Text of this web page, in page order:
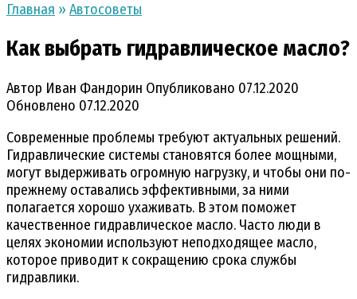
Главная » Автосоветы
Как выбрать гидравлическое масло?
Автор Иван Фандорин Опубликовано 07.12.2020
Обновлено 07.12.2020
Современные проблемы требуют актуальных решений.
Гидравлические системы становятся более мощными,
могут выдерживать огромную нагрузку, и чтобы они по-
прежнему оставались эффективными, за ними
полагается хорошо ухаживать. В этом поможет
качественное гидравлическое масло. Часто люди в
целях экономии используют неподходящее масло,
которое приводит к сокращению срока службы
гидравлики.